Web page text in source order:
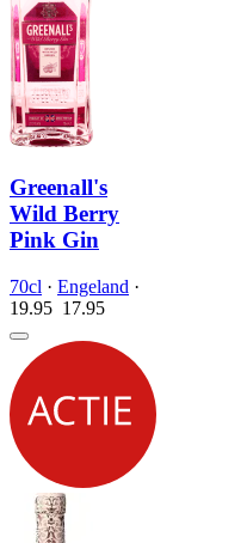
Greenall's
Wild Berry
Pink Gin
70cl · Engeland ·
19.95 17.95